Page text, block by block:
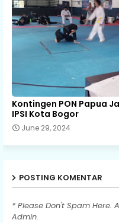
Kontingen PON Papua
IPSI Kota Bogor
June 29, 2024
POSTING KOMENTAR
* Please Don't Spam Here.
Admin.